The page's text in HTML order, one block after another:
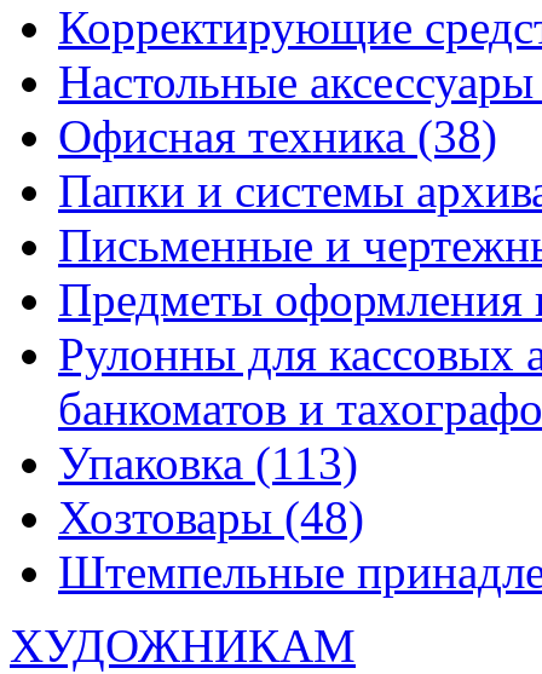
Корректирующие
Настольные
Офисная техника (38)
Папки и системы
Письменные и
Предметы оформления
Рулонны для кассовых
банкоматов и
Упаковка (113)
Хозтовары (48)
Штемпельные
ХУДОЖНИКАМ